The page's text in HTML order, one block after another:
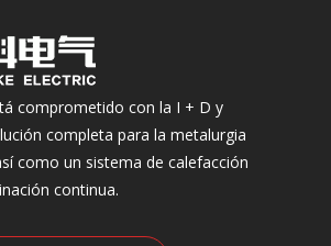
comprometido con la I + D y
completa para la metalurgia
como un sistema de calefacción
continua.